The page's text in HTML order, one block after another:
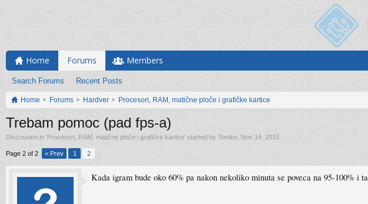
Home Forums
Search Forums Recent Posts
Members
Home Forums Hardver Procesori, RAM, matične ploče i grafičke kartice
Trebam pomoc (pad fps-a)
Discussion in 'Procesori, RAM, matične ploče i grafičke kartice' started by Tomke Nov 14, 2018
Page 2 of 2 < Prev 1 2
Kada igram bude oko 60% pa nakon nekoliko minuta se poveca na 95-100% i